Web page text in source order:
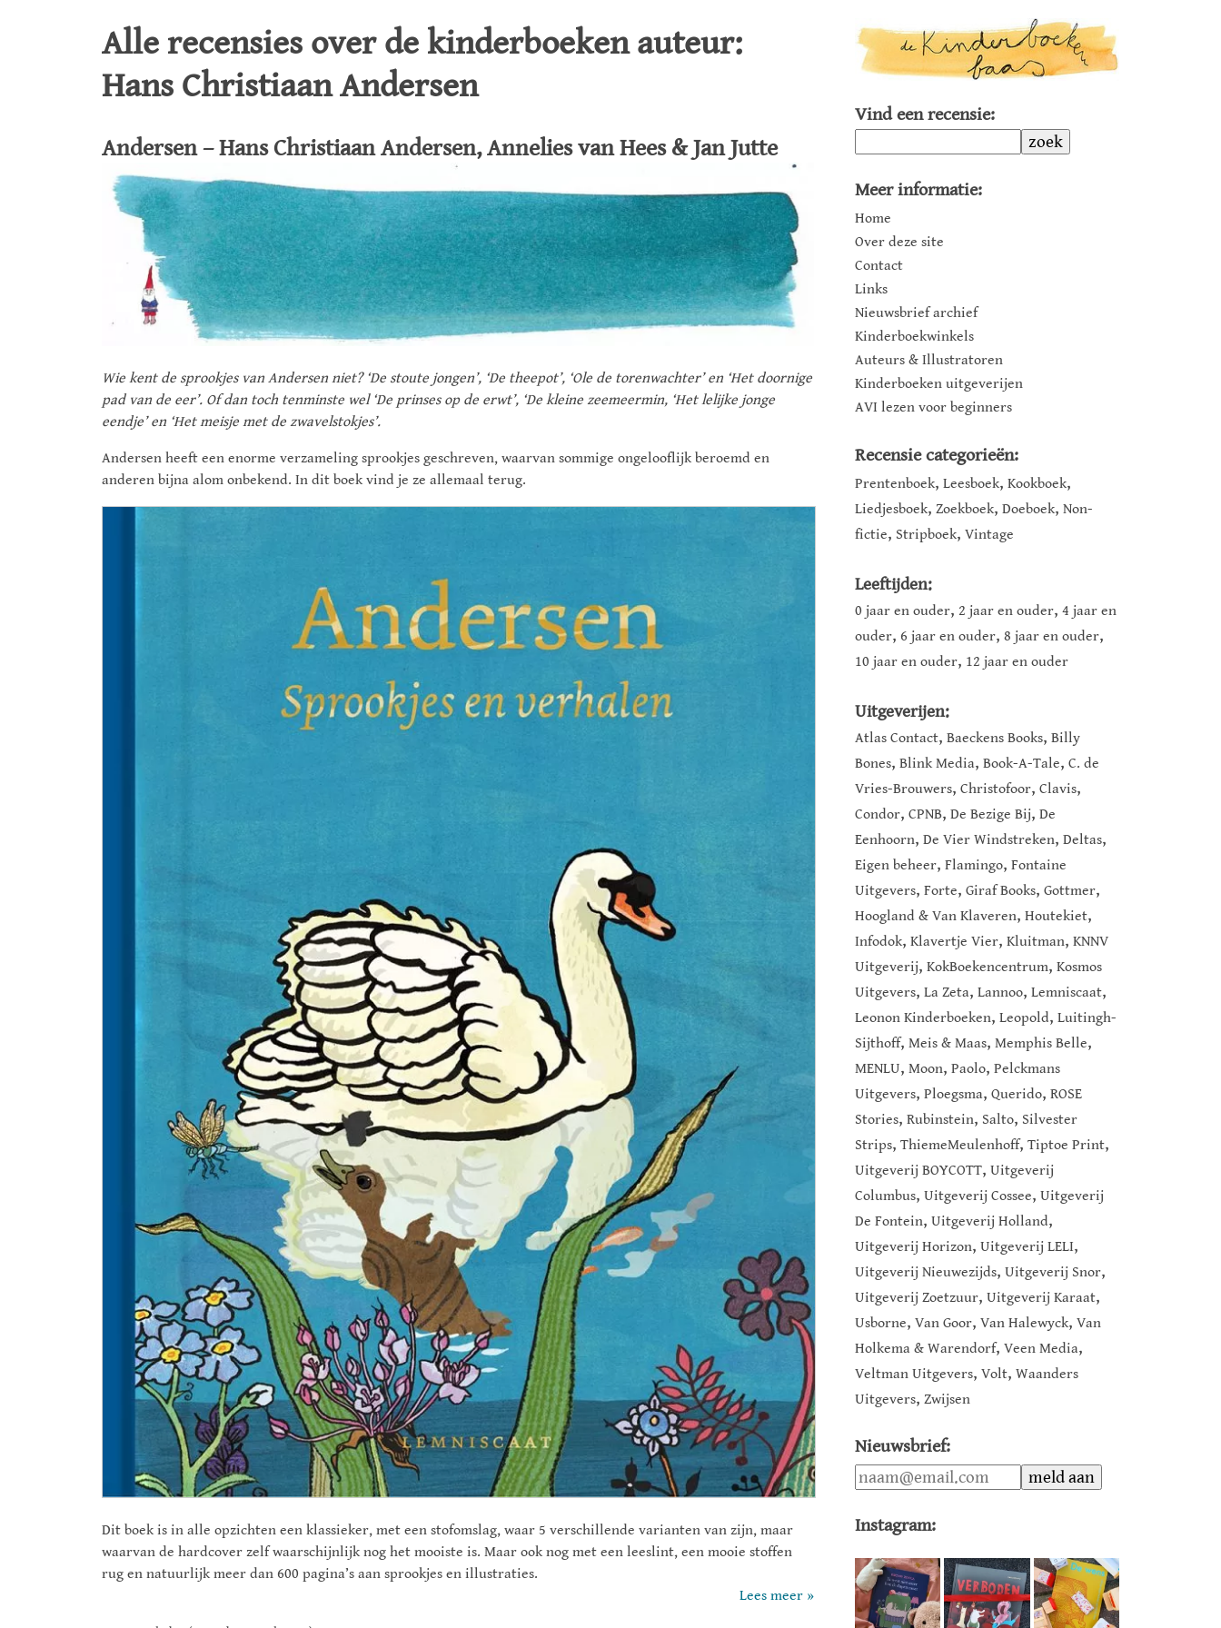
Alle recensies over de kinderboeken auteur:
Hans Christiaan Andersen
Andersen – Hans Christiaan Andersen, Annelies van Hees & Jan Jutte
Wie kent de sprookjes van Andersen niet? ‘De stoute jongen’, ‘De theepot’, ‘Ole de torenwachter’ en ‘Het doornige
pad van de eer’. Of dan toch tenminste wel ‘De prinses op de erwt’, ‘De kleine zeemeermin, ‘Het lelijke jonge
eendje’ en ‘Het meisje met de zwavelstokjes’.
Andersen heeft een enorme verzameling sprookjes geschreven, waarvan sommige ongelooflijk beroemd en
anderen bijna alom onbekend. In dit boek vind je ze allemaal terug.
Dit boek is in alle opzichten een klassieker, met een stofomslag, waar 5 verschillende varianten van zijn, maar
waarvan de hardcover zelf waarschijnlijk nog het mooiste is. Maar ook nog met een leeslint, een mooie stoffen
rug en natuurlijk meer dan 600 pagina’s aan sprookjes en illustraties.
Lees meer »
Vind een recensie:
zoek
Meer informatie:
Home
Over deze site
Contact
Links
Nieuwsbrief archief
Kinderboekwinkels
Auteurs & Illustratoren
Kinderboeken uitgeverijen
AVI lezen voor beginners
Recensie categorieën:
Prentenboek, Leesboek, Kookboek,
Liedjesboek, Zoekboek, Doeboek, Non-
fictie, Stripboek, Vintage
Leeftijden:
0 jaar en ouder, 2 jaar en ouder, 4 jaar en
ouder, 6 jaar en ouder, 8 jaar en ouder,
10 jaar en ouder, 12 jaar en ouder
Uitgeverijen:
Atlas Contact, Baeckens Books, Billy
Bones, Blink Media, Book-A-Tale, C. de
Vries-Brouwers, Christofoor, Clavis,
Condor, CPNB, De Bezige Bij, De
Eenhoorn, De Vier Windstreken, Deltas,
Eigen beheer, Flamingo, Fontaine
Uitgevers, Forte, Giraf Books, Gottmer,
Hoogland & Van Klaveren, Houtekiet,
Infodok, Klavertje Vier, Kluitman, KNNV
Uitgeverij, KokBoekencentrum, Kosmos
Uitgevers, La Zeta, Lannoo, Lemniscaat,
Leonon Kinderboeken, Leopold, Luitingh-
Sijthoff, Meis & Maas, Memphis Belle,
MENLU, Moon, Paolo, Pelckmans
Uitgevers, Ploegsma, Querido, ROSE
Stories, Rubinstein, Salto, Silvester
Strips, ThiemeMeulenhoff, Tiptoe Print,
Uitgeverij BOYCOTT, Uitgeverij
Columbus, Uitgeverij Cossee, Uitgeverij
De Fontein, Uitgeverij Holland,
Uitgeverij Horizon, Uitgeverij LELI,
Uitgeverij Nieuwezijds, Uitgeverij Snor,
Uitgeverij Zoetzuur, Uitgeverij Karaat,
Usborne, Van Goor, Van Halewyck, Van
Holkema & Warendorf, Veen Media,
Veltman Uitgevers, Volt, Waanders
Uitgevers, Zwijsen
Nieuwsbrief:
Instagram: